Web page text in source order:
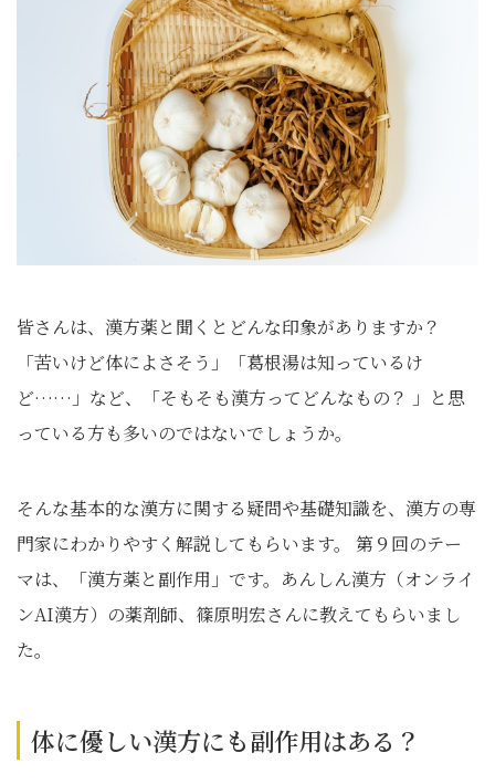
皆さんは、漢方薬と聞くとどんな印象がありますか？
「苦いけど体によさそう」「葛根湯は知っているけ
ど……」など、「そもそも漢方ってどんなもの？ 」と思
っている方も多いのではないでしょうか。
そんな基本的な漢方に関する疑問や基礎知識を、漢方の専
門家にわかりやすく解説してもらいます。 第９回のテー
マは、「漢方薬と副作用」です。あんしん漢方（オンライ
ンAI漢方）の薬剤師、篠原明宏さんに教えてもらいまし
た。
体に優しい漢方にも副作用はある？